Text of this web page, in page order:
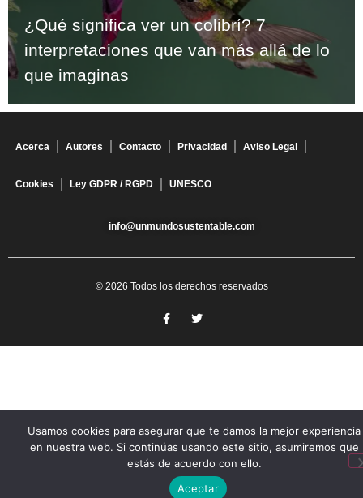
¿Qué significa ver un colibrí? 7
interpretaciones que van más allá de lo
que imaginas
Acerca Autores Contacto Privacidad Aviso Legal
Cookies Ley GDPR / RGPD UNESCO
info@unmundosustentable.com
© 2026 Todos los derechos reservados
Usamos cookies para asegurar que te damos la mejor experiencia
en nuestra web. Si continúas usando este sitio, asumiremos que
estás de acuerdo con ello.
Aceptar